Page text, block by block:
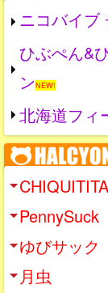
ニコバイブ
ひぶぺん&
ンNEW!
北海道フィ
CHIQUITITA
PennySuck
ゆびサック
月虫